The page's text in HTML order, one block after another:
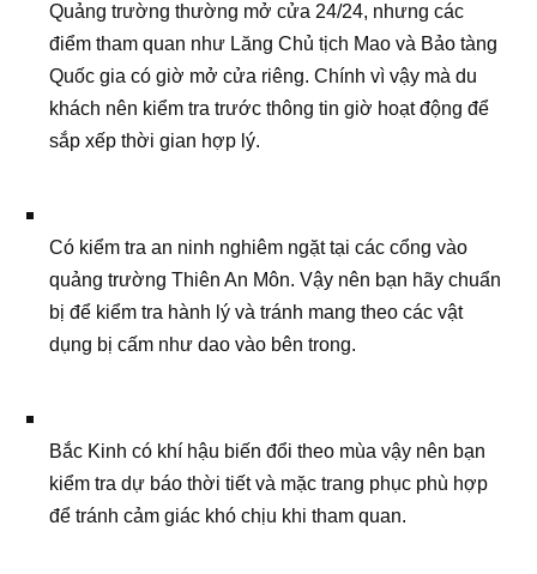
Quảng trường thường mở cửa 24/24, nhưng các
điểm tham quan như Lăng Chủ tịch Mao và Bảo tàng
Quốc gia có giờ mở cửa riêng. Chính vì vậy mà du
khách nên kiểm tra trước thông tin giờ hoạt động để
sắp xếp thời gian hợp lý.
Có kiểm tra an ninh nghiêm ngặt tại các cổng vào
quảng trường Thiên An Môn. Vậy nên bạn hãy chuẩn
bị để kiểm tra hành lý và tránh mang theo các vật
dụng bị cấm như dao vào bên trong.
Bắc Kinh có khí hậu biến đổi theo mùa vậy nên bạn
kiểm tra dự báo thời tiết và mặc trang phục phù hợp
để tránh cảm giác khó chịu khi tham quan.